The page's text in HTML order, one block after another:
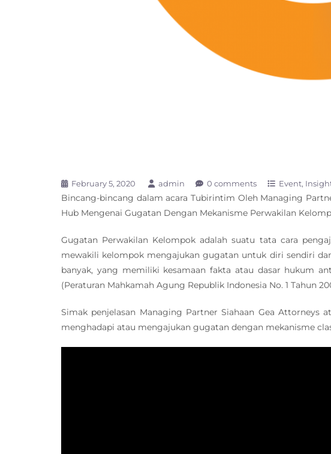
February 5, 2020 admin 0 comments Event
Bincang-bincang dalam acara Tubirintim Oleh Managing
Hub Mengenai Gugatan Dengan Mekanisme Perwakilan
Gugatan Perwakilan Kelompok adalah suatu tata cara
mewakili kelompok mengajukan gugatan untuk diri sendiri
banyak, yang memiliki kesamaan fakta atau dasar hukum
(Peraturan Mahkamah Agung Republik Indonesia No. 1 Tahun
Simak penjelasan Managing Partner Siahaan Gea Attorneys
menghadapi atau mengajukan gugatan dengan mekanisme